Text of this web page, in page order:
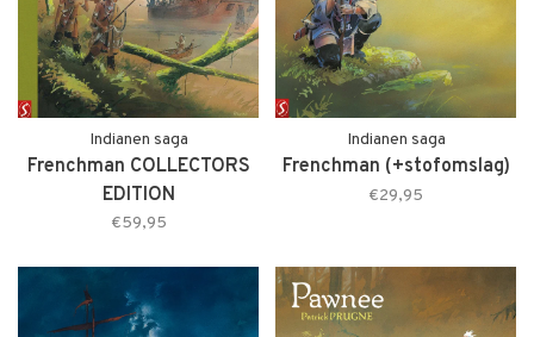
Indianen saga
Frenchman COLLECTORS
EDITION
€59,95
Indianen saga
Frenchman (+stofomslag)
€29,95